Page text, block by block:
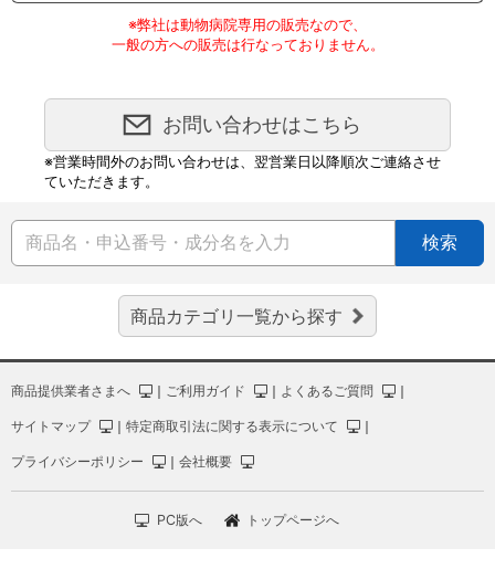
※弊社は動物病院専用の販売なので、
一般の方への販売は行なっておりません。
お問い合わせはこちら
※営業時間外のお問い合わせは、翌営業日以降順次ご連絡させ
ていただきます。
検索
商品カテゴリ一覧から探す
商品提供業者さまへ ｜ ご利用ガイド ｜ よくあるご質問 ｜
サイトマップ ｜ 特定商取引法に関する表示について ｜
プライバシーポリシー ｜ 会社概要
PC版へ トップページへ